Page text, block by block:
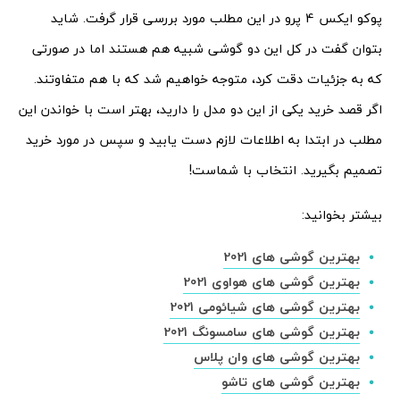
پوکو ایکس 4 پرو در این مطلب مورد بررسی قرار گرفت. شاید
بتوان گفت در کل این دو گوشی شبیه هم هستند اما در صورتی
که به جزئیات دقت کرد، متوجه خواهیم شد که با هم متفاوتند.
اگر قصد خرید یکی از این دو مدل را دارید، بهتر است با خواندن این
مطلب در ابتدا به اطلاعات لازم دست یابید و سپس در مورد خرید
تصمیم بگیرید. انتخاب با شماست!
بیشتر بخوانید:
بهترین گوشی های 2021
بهترین گوشی های هواوی 2021
بهترین گوشی های شیائومی 2021
بهترین گوشی های سامسونگ 2021
بهترین گوشی های وان پلاس
بهترین گوشی های تاشو